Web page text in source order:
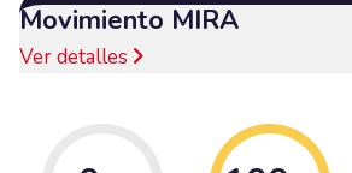
Movimiento MIRA
Ver detalles